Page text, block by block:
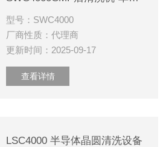
型号：SWC4000
厂商性质：代理商
更新时间：2025-09-17
查看详情
LSC4000 半导体晶圆清洗设备